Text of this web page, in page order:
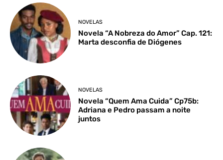
NOVELAS
Novela “A Nobreza do Amor” Cap. 121:
Marta desconfia de Diógenes
NOVELAS
Novela “Quem Ama Cuida” Cp75b:
Adriana e Pedro passam a noite
juntos